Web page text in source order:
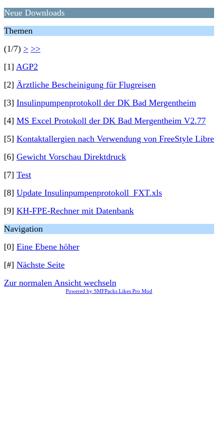
Neue Downloads
Themen
(1/7) > >>
[1] AGP2
[2] Ärztliche Bescheinigung für Flugreisen
[3] Insulinpumpenprotokoll der DK Bad Mergentheim
[4] MS Excel Protokoll der DK Bad Mergentheim V2.77
[5] Kontaktallergien nach Verwendung von FreeStyle Libre
[6] Gewicht Vorschau Direktdruck
[7] Test
[8] Update Insulinpumpenprotokoll_FXT.xls
[9] KH-FPE-Rechner mit Datenbank
Navigation
[0] Eine Ebene höher
[#] Nächste Seite
Zur normalen Ansicht wechseln
Powered by SMFPacks Likes Pro Mod